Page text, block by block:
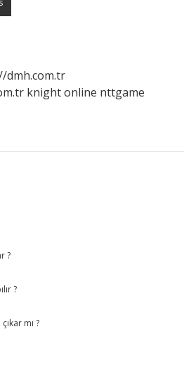
dmh.com.tr
knight online nttgame
?
?
mı ?